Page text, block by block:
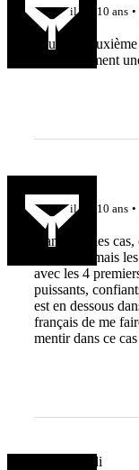
il y a 10 ans
Seule la
nécessairement
il y a 10 ans
Dans tous les
nos Bleus mais
avec les 4
puissants,
est en dessous
français de me
mentir dans ce
ginobigoudi